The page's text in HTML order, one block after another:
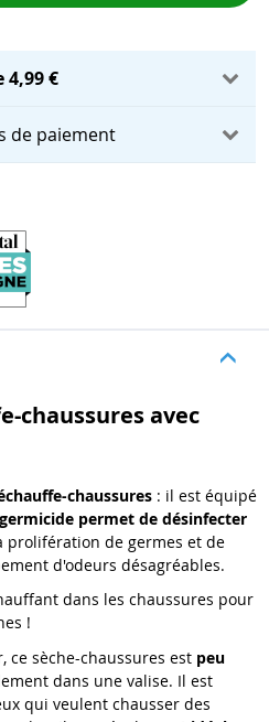
€
de paiement
chaussures avec
chaussures : il est équipé
permet de désinfecter
prolifération de germes et de
d'odeurs désagréables.
dans les chaussures pour
!
ce sèche-chaussures est peu
dans une valise. Il est
qui veulent chausser des